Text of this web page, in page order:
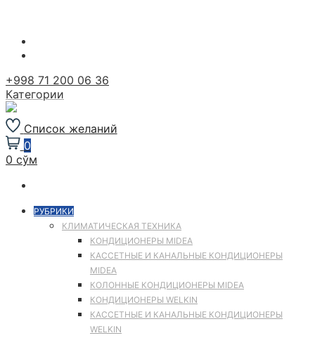
Перейти
+998 71 200 06 36
Категории
Список желаний
0
0 сўм
РУБРИКИ
КЛИМАТИЧЕСКАЯ ТЕХНИКА
КОНДИЦИОНЕРЫ MIDEA
КАССЕТНЫЕ И КАНАЛЬНЫЕ КОНДИЦИОНЕРЫ
MIDEA
КОЛОННЫЕ КОНДИЦИОНЕРЫ MIDEA
КОНДИЦИОНЕРЫ WELKIN
КАССЕТНЫЕ И КАНАЛЬНЫЕ КОНДИЦИОНЕРЫ
WELKIN